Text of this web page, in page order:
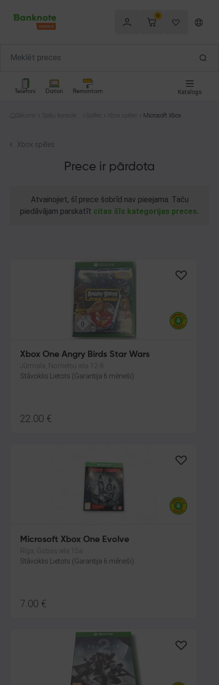
0
Telefoni Datori Remontam Katalogs
Sākums
Spēļu konsoles
Spēles Xbox spēles
Microsoft Xbox O
Xbox spēles
Prece ir pārdota
Atvainojiet, šī prece šobrīd nav pieejama. Taču
piedāvājam parskatīt citas šīs kategorijas preces.
Xbox One Angry Birds Star Wars
Jūrmala, Nometņu iela 12-8
Stāvoklis Lietots (Garantija 6 mēneši)
22.00 €
Microsoft Xbox One Evolve
Rīga, Gobas iela 15a
Stāvoklis Lietots (Garantija 6 mēneši)
7.00 €